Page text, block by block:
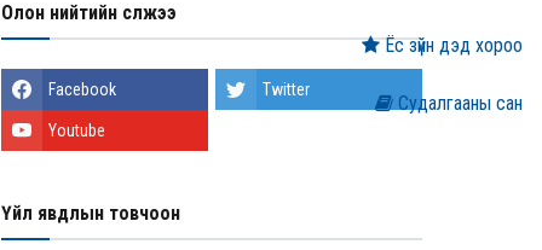
Олон нийтийн сүлжээ
Facebook Twitter
Youtube
Үйл явдлын товчоон
Судалгааны сан
Ёс зүйн дэд хороо